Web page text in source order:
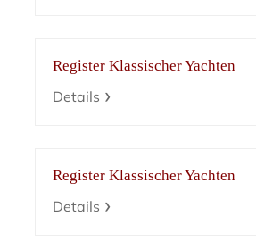
Register Klassischer Yachten
Details
Register Klassischer Yachten
Details